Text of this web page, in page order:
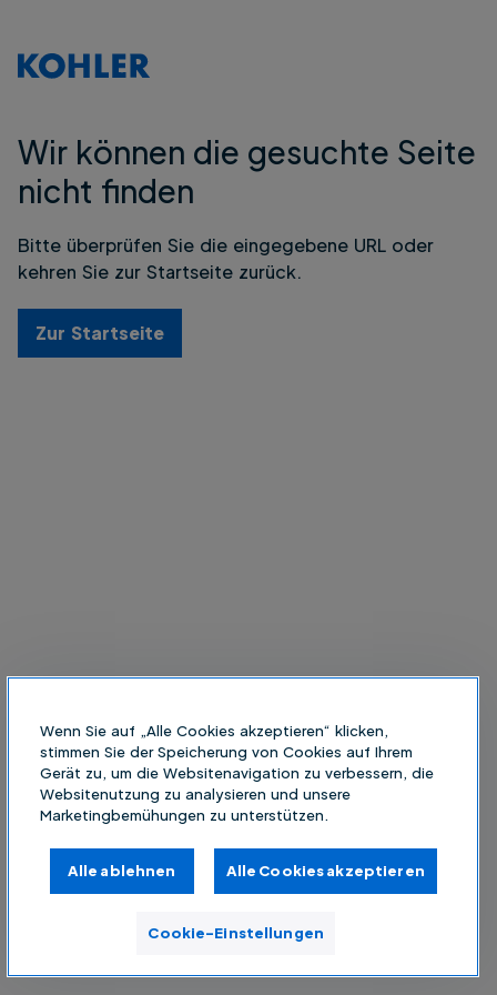
Wir können die gesuchte Seite
nicht finden
Bitte überprüfen Sie die eingegebene URL oder
kehren Sie zur Startseite zurück.
Zur Startseite
Wenn Sie auf „Alle Cookies akzeptieren“ klicken,
stimmen Sie der Speicherung von Cookies auf Ihrem
Gerät zu, um die Websitenavigation zu verbessern, die
Websitenutzung zu analysieren und unsere
Marketingbemühungen zu unterstützen.
Alle ablehnen Alle Cookies akzeptieren
Cookie-Einstellungen